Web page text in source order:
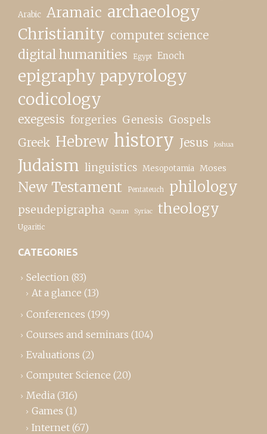
Arabic Aramaic archaeology
Christianity computer science
digital humanities Egypt Enoch
epigraphy papyrology
codicology
exegesis forgeries Genesis Gospels
Greek Hebrew history Jesus Joshua
Judaism linguistics Mesopotamia Moses
New Testament Pentateuch philology
pseudepigrapha Quran Syriac theology
Ugaritic
CATEGORIES
Selection (83)
At a glance (13)
Conferences (199)
Courses and seminars (104)
Evaluations (2)
Computer Science (20)
Media (316)
Games (1)
Internet (67)